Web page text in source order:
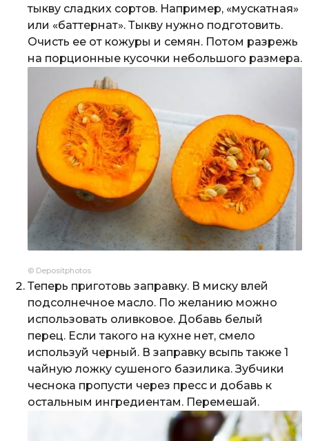
тыкву сладких сортов. Например, «мускатная»
или «баттернат». Тыкву нужно подготовить.
Очисть ее от кожуры и семян. Потом разрежь
на порционные кусочки небольшого размера.
© Depositphotos
Теперь приготовь заправку. В миску влей
подсолнечное масло. По желанию можно
использовать оливковое. Добавь белый
перец. Если такого на кухне нет, смело
используй черный. В заправку всыпь также 1
чайную ложку сушеного базилика. Зубчики
чеснока пропусти через пресс и добавь к
остальным ингредиентам. Перемешай.